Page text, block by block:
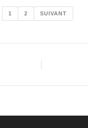
1 2 SUIVANT